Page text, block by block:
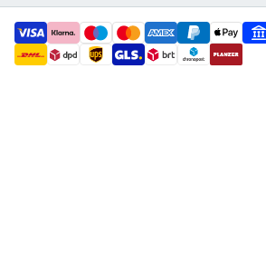
payment methods
shipment methods